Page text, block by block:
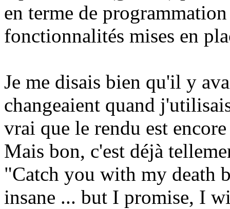
en terme de
fonctionnalités mises en
Je me disais bien qu'il y
changeaient quand
vrai que le rendu est
Mais bon, c'est déjà
"Catch you with my death
insane ... but I promise, I